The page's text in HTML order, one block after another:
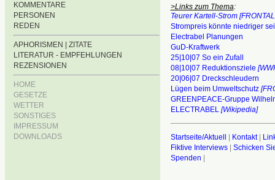
KOMMENTARE
PERSONEN
REDEN
APHORISMEN | ZITATE
LITERATUR - EMPFEHLUNGEN
REZENSIONEN
HOME
GESETZE
WETTER
SONSTIGES
IMPRESSUM
DOWNLOADS
>Links zum Thema:
Teurer Kartell-Strom
Strompreis könnte niedriger
Electrabel Planungen
GuD-Kraftwerk
25|10|07 So ein Zufall
08|10|07 Reduktionsziele
20|06|07 Dreckschleudern
Lügen beim Umweltschutz
GREENPEACE-Gruppe
ELECTRABEL [Wikipedia]
Startseite/Aktuell Kontakt|
Fiktive Interviews| Schicken
Spenden